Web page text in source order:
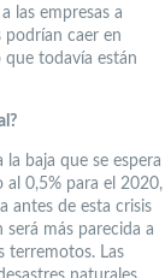
las empresas a
podrían caer en
que todavía están
baja que se espera
al 0,5% para el 2020,
antes de esta crisis
más parecida a
terremotos. Las